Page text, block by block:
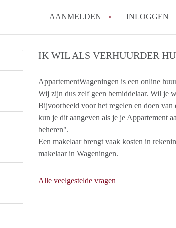
AANMELDEN INLOGGEN
IK WIL ALS VERHUURDER
AppartementWageningen is een online
Wij zijn dus zelf geen bemiddelaar. Wil je
Bijvoorbeeld voor het regelen en doen
kun je dit aangeven als je je Appartement
beheren".
Een makelaar brengt vaak kosten in
makelaar in Wageningen.
Alle veelgestelde vragen